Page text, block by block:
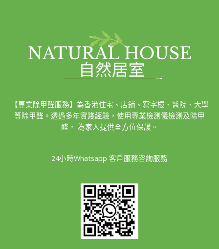
【專業除甲醛服務】為香港住宅、店鋪、寫字樓、醫院、大學
等除甲醛。透過多年實踐經驗，使用專業檢測儀檢測及除甲
醛， 為家人提供全方位保護。
24小時Whatsapp 客戶服務咨詢服務